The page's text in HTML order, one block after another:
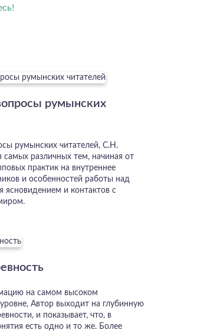
румынских
румынских читателей, С.Н.
самых различных тем, начиная от
практик на внутреннее
и особенностей работы над
ясновидением и контактов с
на самом высоком
Автор выходит на глубинную
и показывает, что, в
есть одно и то же. Более